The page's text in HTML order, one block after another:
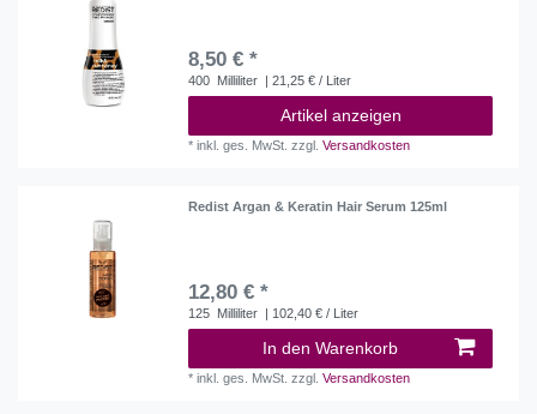
8,50 € *
400 Milliliter | 21,25 € / Liter
Artikel anzeigen
*inkl. ges. MwSt. zzgl.Versandkosten
Redist Argan & Keratin Hair Serum 125ml
12,80 € *
125 Milliliter | 102,40 € / Liter
In den Warenkorb
*inkl. ges. MwSt. zzgl.Versandkosten